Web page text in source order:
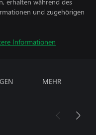
und zugehörigen
Informationen
MEHR